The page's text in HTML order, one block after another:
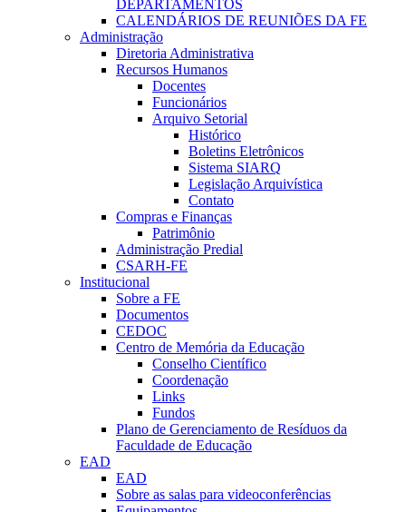
DEPARTAMENTOS
CALENDÁRIOS DE REUNIÕES DA FE
Administração
Diretoria Administrativa
Recursos Humanos
Docentes
Funcionários
Arquivo Setorial
Histórico
Boletins Eletrônicos
Sistema SIARQ
Legislação Arquivística
Contato
Compras e Finanças
Patrimônio
Administração Predial
CSARH-FE
Institucional
Sobre a FE
Documentos
CEDOC
Centro de Memória da Educação
Conselho Científico
Coordenação
Links
Fundos
Plano de Gerenciamento de Resíduos da
Faculdade de Educação
EAD
EAD
Sobre as salas para videoconferências